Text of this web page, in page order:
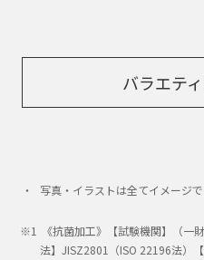
バラエテ
写真・イラストは全てイメージで
《抗菌加工》【試験機関】（一
法】JISZ2801（ISO 22196法）